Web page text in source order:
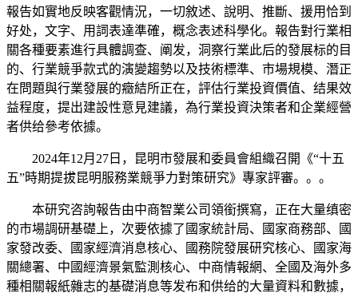
報告如實地反映客觀情況，一切敘述、說明、推斷、援用恰到
好处，文字、用詞表達準確，概念表述科學化。報告對行業相
關各種要素進行具體調查、阐发，洞察行業此后的發展标的目
的、行業競爭款式的演變趨勢以及技術標準、市場規模、潛正
在問題與行業發展的癥結所正在，評估行業投資價值、结果效
益程度，提出建設性意見建議，為行業投資決策者和企業經營
者供给參考依據。
2024年12月27日，昆明市發展和委員會組織召開《“十五
五”時期提拔昆明服務業競爭力對策研究》專家評審。。。
本研究咨詢報告由中商智業公司領銜撰寫，正在大量缜密
的市場調研基礎上，次要依據了國家統計局、國家商務部、國
家發改委、國家經濟消息核心、國務院發展研究核心、國家海
關總署、中國經濟景氣監測核心、中商情報網、全國及海外多
種相關報紙雜志的基礎消息等发布和供给的大量資料和數據，